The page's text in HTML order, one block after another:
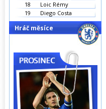
18
Loic Rémy
19
Diego Costa
Hráč měsíce